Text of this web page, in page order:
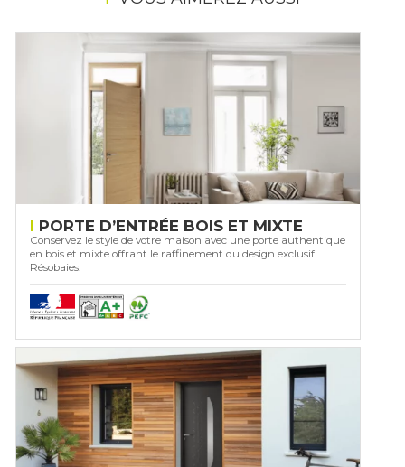
PORTE D’ENTRÉE BOIS ET MIXTE
Conservez le style de votre maison avec une porte authentique
en bois et mixte offrant le raffinement du design exclusif
Résobaies.